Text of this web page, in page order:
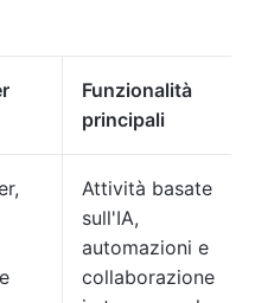
Funzionalità
principali
Attività basate
sull'IA,
automazioni e
collaborazione